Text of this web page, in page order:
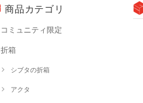
商品カテゴリ
コミュニティ限定
折箱
シブタの折箱
アクタ